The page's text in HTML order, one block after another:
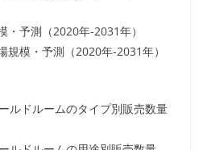
予測（2020年-2031年）
模・予測（2020年-2031年）
ルドルームのタイプ別販売数量